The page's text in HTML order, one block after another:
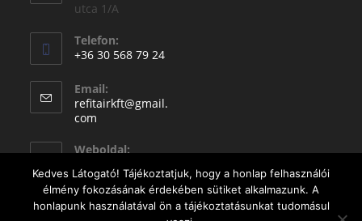
utca 1/A
Telefon:
+36 30 568 79 24
Email:
refitairkft@gmail.
com
Weboldal:
Kedves Látogató! Tájékoztatjuk, hogy a honlap felhasználói
élmény fokozásának érdekében sütiket alkalmazunk. A
honlapunk használatával ön a tájékoztatásunkat tudomásul